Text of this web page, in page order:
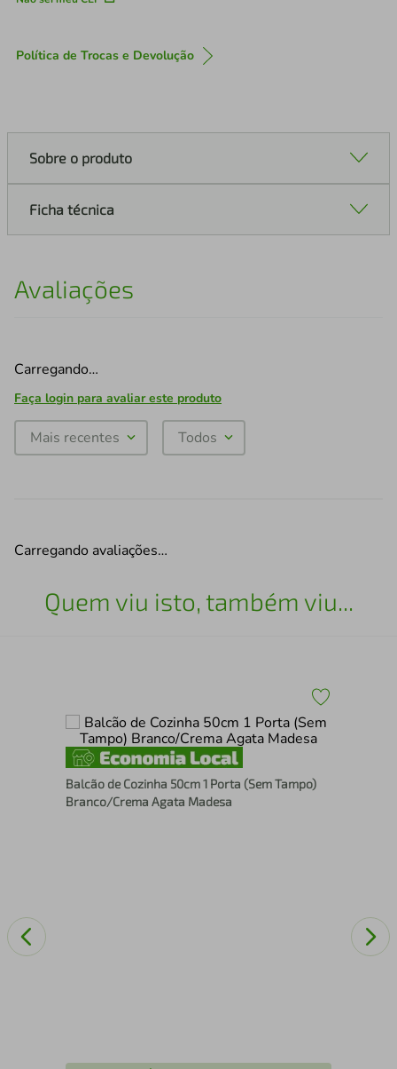
Política de Trocas e Devolução
Sobre o produto
Ficha técnica
Avaliações
Carregando…
Faça login para avaliar este produto
Mais recentes Todos
Carregando avaliações…
Quem viu isto, também viu...
Balcão de Cozinha 50cm 1 Porta (Sem Tampo)
Branco/Crema Agata Madesa